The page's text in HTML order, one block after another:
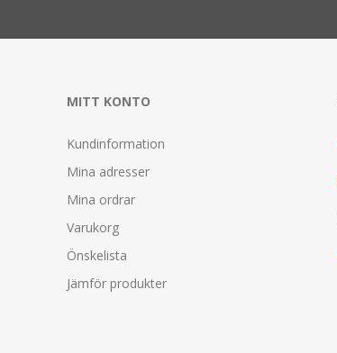
MITT KONTO
Kundinformation
Mina adresser
Mina ordrar
Varukorg
Önskelista
Jämför produkter